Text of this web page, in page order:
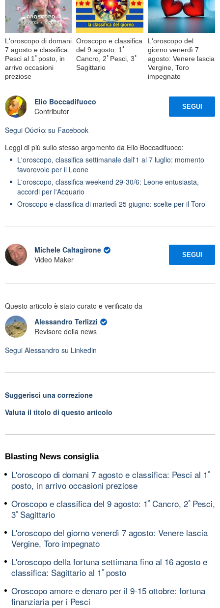
L'oroscopo di domani
7 agosto e classifica:
Pesci al 1ﾟposto, in
arrivo occasioni
preziose
Oroscopo e classifica
del 9 agosto: 1ﾟ
Cancro, 2ﾟPesci, 3ﾟ
Sagittario
L'oroscopo del
giorno venerdì 7
agosto: Venere lascia
Vergine, Toro
impegnato
Elio Boccadifuoco
Contributor
SEGUI
Segui Oὐσία su Facebook
Leggi di più sullo stesso argomento da Elio Boccadifuoco:
L'oroscopo, classifica settimanale dall'1 al 7 luglio: momento
favorevole per il Leone
L'oroscopo, classifica weekend 29-30/6: Leone entusiasta,
accordi per l'Acquario
Oroscopo e classifica di martedì 25 giugno: scelte per il Toro
Michele Caltagirone
Video Maker
SEGUI
Questo articolo è stato curato e verificato da
Alessandro Terlizzi
Revisore della news
Segui Alessandro su Linkedin
Suggerisci una correzione
Valuta il titolo di questo articolo
Blasting News consiglia
L'oroscopo di domani 7 agosto e classifica: Pesci al 1ﾟ
posto, in arrivo occasioni preziose
Oroscopo e classifica del 9 agosto: 1ﾟCancro, 2ﾟPesci,
3ﾟSagittario
L'oroscopo del giorno venerdì 7 agosto: Venere lascia
Vergine, Toro impegnato
L'oroscopo della fortuna settimana fino al 16 agosto e
classifica: Sagittario al 1ﾟposto
Oroscopo amore e denaro per il 9-15 ottobre: fortuna
finanziaria per i Pesci